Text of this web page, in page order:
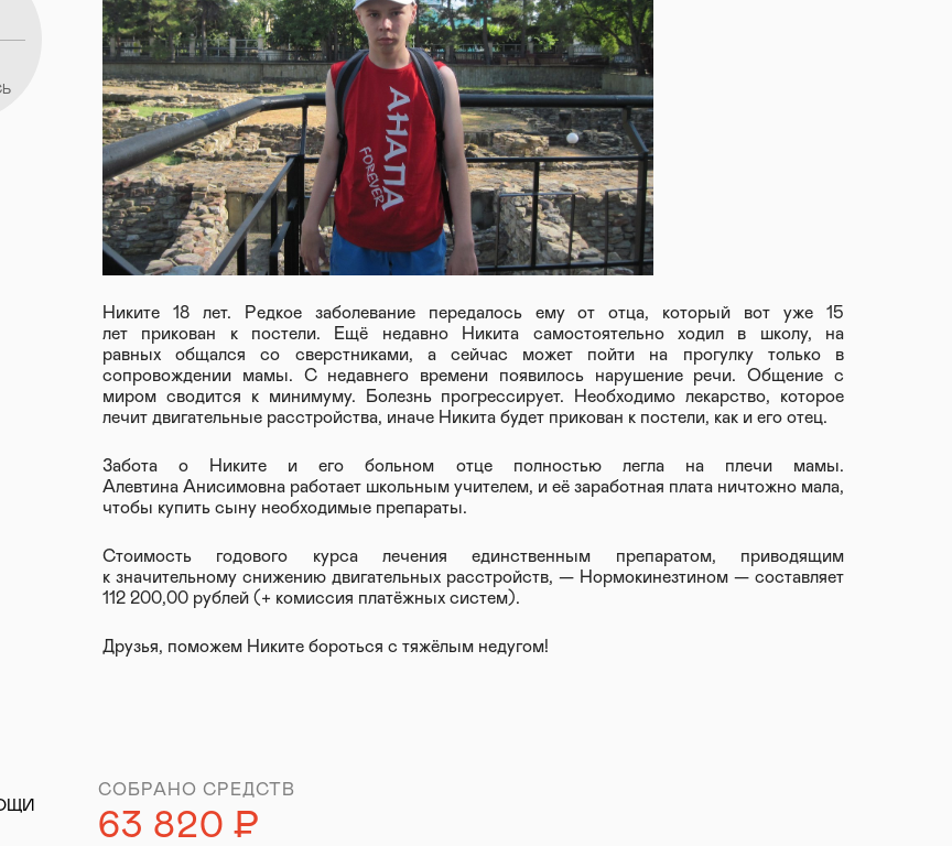
Никите 18 лет. Редкое заболевание передалось ему от отца, который вот уже 15
лет прикован к постели. Ещё недавно Никита самостоятельно ходил в школу, на
равных общался со сверстниками, а сейчас может пойти на прогулку только в
сопровождении мамы. С недавнего времени появилось нарушение речи. Общение с
миром сводится к минимуму. Болезнь прогрессирует. Необходимо лекарство, которое
лечит двигательные расстройства, иначе Никита будет прикован к постели, как и его отец.
Забота о Никите и его больном отце полностью легла на плечи мамы.
Алевтина Анисимовна работает школьным учителем, и её заработная плата ничтожно мала,
чтобы купить сыну необходимые препараты.
Стоимость годового курса лечения единственным препаратом, приводящим
к значительному снижению двигательных расстройств, — Нормокинезтином — составляет
112 200,00 рублей (+ комиссия платёжных систем).
Друзья, поможем Никите бороться с тяжёлым недугом!
СОБРАНО СРЕДСТВ
63 820Р